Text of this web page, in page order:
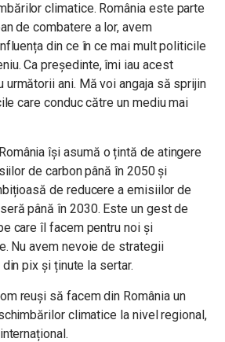
climatice. România este parte
de combatere a lor, avem
din ce în ce mai mult politicile
Ca președinte, îmi iau acest
următorii ani. Mă voi angaja să sprijin
care conduc către un mediu mai
își asumă o țintă de atingere
de carbon până în 2050 și
de reducere a emisiilor de
până în 2030. Este un gest de
care îl facem pentru noi și
Nu avem nevoie de strategii
pix și ținute la sertar.
reuși să facem din România un
climatice la nivel regional,